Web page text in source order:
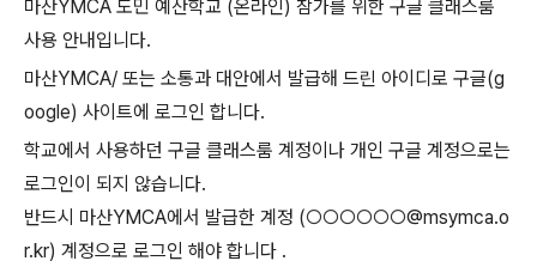
마산YMCA 도민 예산학교 (온라인) 참가를 위한 구글 클래스룸
사용 안내입니다.
마산YMCA/ 또는 소통과 대안에서 발급해 드린 아이디로 구글(g
oogle) 사이트에 로그인 합니다.
학교에서 사용하던 구글 클래스룸 계정이나 개인 구글 계정으로는
로그인이 되지 않습니다.
반드시 마산YMCA에서 발급한 계정 (○○○○○○@msymca.o
r.kr) 계정으로 로그인 해야 합니다 .